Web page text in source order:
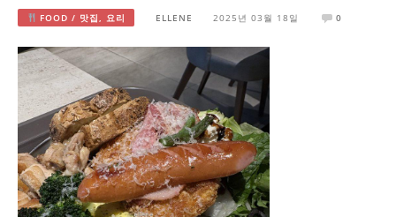
FOOD / 맛집, 요리 ELLENE 2025년 03월 18일 0